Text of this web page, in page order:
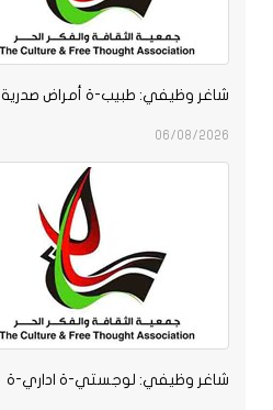
شاغر وظيفي: طبيب-ة أمراض صدرية
06/08/2026
شاغر وظيفي: لوجستي-ة اداري-ة